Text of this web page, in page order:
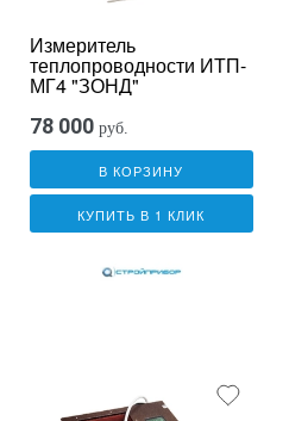
Измеритель
теплопроводности ИТП-
МГ4 "ЗОНД"
78 000 руб.
В КОРЗИНУ
КУПИТЬ В 1 КЛИК